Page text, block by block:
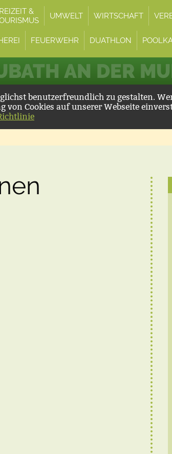
&
UMWELT WIRTSCHAFT
FEUERWEHR DUATHLON
AN DER
benutzerfreundlich zu gestalten.
Cookies auf unserer Webseite